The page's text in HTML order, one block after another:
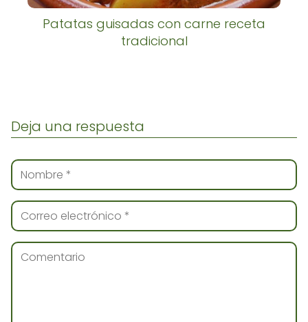
Patatas guisadas con carne receta
tradicional
Deja una respuesta